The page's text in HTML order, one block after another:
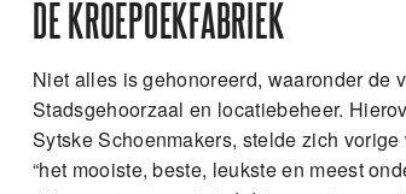
DE KROEPOEKFABRIEK
Niet alles is gehonoreerd, waaronder de
Stadsgehoorzaal en locatiebeheer.
Sytske Schoenmakers, stelde zich
“het mooiste, beste, leukste en meest